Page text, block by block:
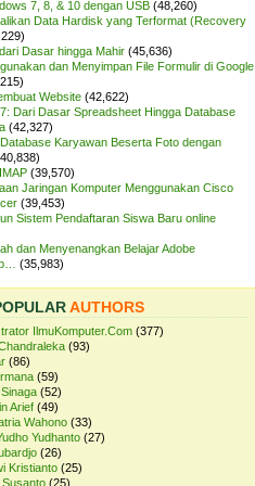
7, 8, & 10 dengan USB (48,260)
Data Hardisk yang Terformat (Recovery
Dasar hingga Mahir (45,636)
dan Menyimpan File Formulir di Google
Website (42,622)
Dari Dasar Spreadsheet Hingga Database
(42,327)
Karyawan Beserta Foto dengan
(39,570)
Jaringan Komputer Menggunakan Cisco
(39,453)
Sistem Pendaftaran Siswa Baru online
dan Menyenangkan Belajar Adobe
(35,983)
AUTHORS
IlmuKomputer.Com (377)
(93)
(86)
(59)
(52)
Arief (49)
Wahono (33)
Yudhanto (27)
(26)
Kristianto (25)
(25)